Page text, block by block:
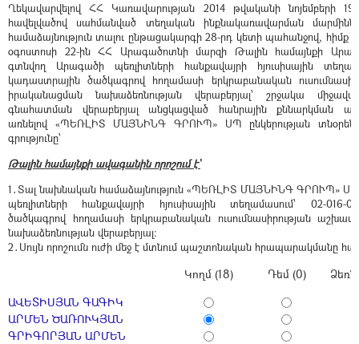
Ղեկավարվելով ՀՀ Կառավարության 2014 թվականի նոյեմբերի
հավելվածով սահմանված տեղական ինքնակառավարման
համաձայնություն տալու ընթացակարգի 28-րդ կետի պահանջով, հիմք
օգոստոսի 22-ին ՀՀ Արագածոտնի մարզի Թալին համայնքի
գտնվող Արագածի պեռլիտների հանքավայրի հյուսիսային
կադաստրային ծածկագրով հողամասի երկրաբանական
իրականացման նախաձեռնության վերաբերյալ՝ շրջակա
գնահատման վերաբերյալ անցկացված հանրային քննարկման
առնելով «ՊԵՌԼԻՏ ՄԱՅՆԻՆԳ ԳՐՈՒՊ» ՍՊ ընկերության
գրությունը՝
Թալին համայնքի ավագանին որոշում է`
1․Տալ նախնական համաձայնություն «ՊԵՌԼԻՏ ՄԱՅՆԻՆԳ ԳՐՈՒՊ» ՍՊ
պեռլիտների հանքավայրի հյուսիսային տեղամասում՝ 02-016-
ծածկագրով հողամասի երկրաբանական ուսումնասիրության
նախաձեռնության վերաբերյալ:
2․Սույն որոշումն ուժի մեջ է մտնում պաշտոնական հրապարակմանը
Կողմ (18) Դեմ (0)
ԱՎԵՏԻՍՅԱՆ ԳԱԳԻԿ
ԱՐՄԵՆ ԾԱՌՈՒԿՅԱՆ
ԳՐԻԳՈՐՅԱՆ ԱՐՄԵՆ